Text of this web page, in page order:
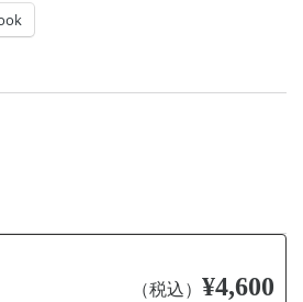
（税込） ¥4,600